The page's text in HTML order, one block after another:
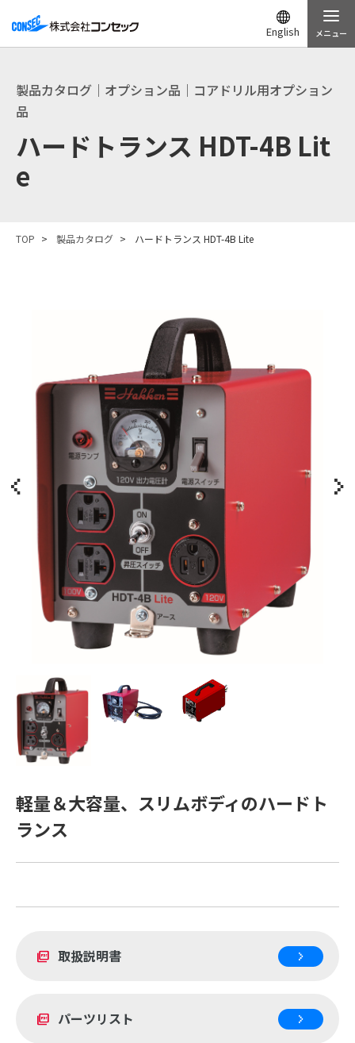
English メニュー
製品カタログ｜オプション品｜コアドリル用オプション
品
ハードトランス HDT-4B Lit
e
TOP 製品カタログ ハードトランス HDT-4B Lite
軽量＆大容量、スリムボディのハードト
ランス
picture_as_pdf 取扱説明書
picture_as_pdf パーツリスト